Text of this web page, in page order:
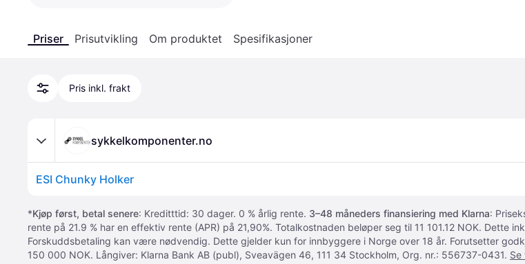
Priser Prisutvikling Om produktet Spesifikasjoner
Pris inkl. frakt
sykkelkomponenter.no
ESI Chunky Holker
*Kjøp først, betal senere: Kreditttid: 30 dager. 0 % årlig rente. 3–48 måneders finansiering med Klarna:
rente på 21.9 % har en effektiv rente (APR) på 21,90%. Totalkostnaden beløper seg til 11 101.12 NOK. Dette
Forskuddsbetaling kan være nødvendig. Dette gjelder kun for innbyggere i Norge over 18 år. Forutsetter
150 000 NOK. Långiver: Klarna Bank AB (publ), Sveavägen 46, 111 34 Stockholm, Org. nr.: 556737-0431. Se